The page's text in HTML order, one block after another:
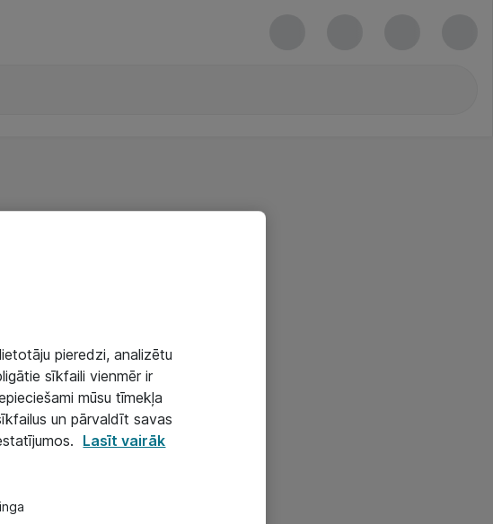
pieredzi, analizētu
sīkfaili vienmēr ir
mūsu tīmekļa
un pārvaldīt savas
Lasīt vairāk